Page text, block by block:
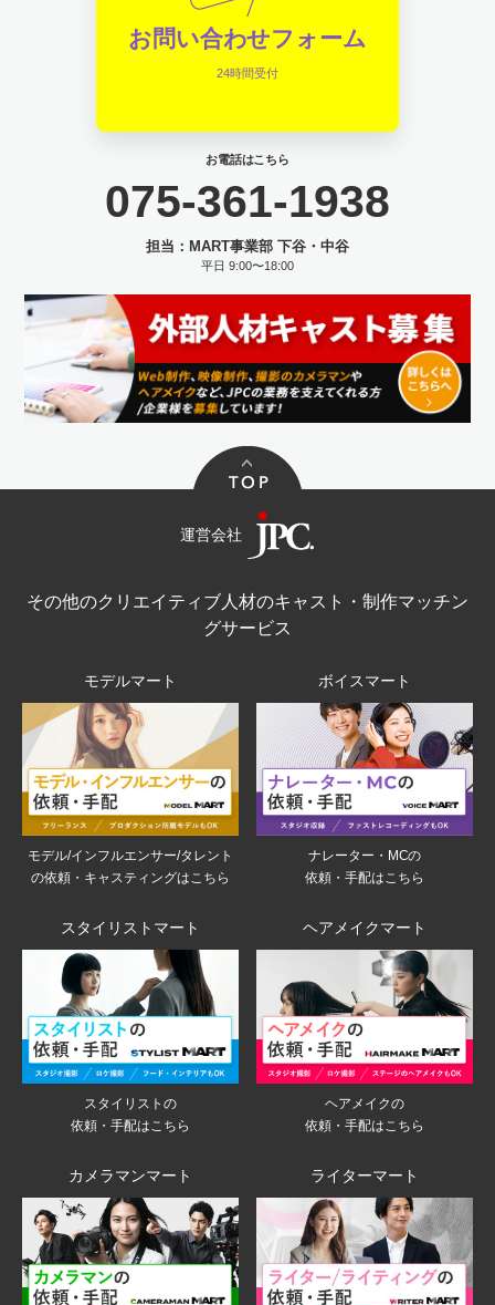
お問い合わせフォーム
24時間受付
お電話はこちら
075-361-1938
担当：MART事業部 下谷・中谷
平日 9:00〜18:00
運営会社
その他のクリエイティブ人材のキャスト・制作マッチン
グサービス
モデルマート
モデル/インフルエンサー/タレント
の依頼・キャスティングはこちら
ボイスマート
ナレーター・MCの
依頼・手配はこちら
スタイリストマート
スタイリストの
依頼・手配はこちら
ヘアメイクマート
ヘアメイクの
依頼・手配はこちら
カメラマンマート ライターマート